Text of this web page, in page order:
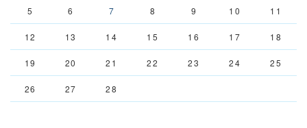
5 6 7 8 9 10 11
12 13 14 15 16 17 18
19 20 21 22 23 24 25
26 27 28